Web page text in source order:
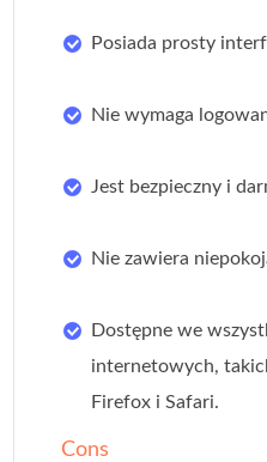
Posiada prosty
Nie wymaga
Jest bezpieczny i
Nie zawiera
Dostępne we
internetowych,
Firefox i Safari.
Cons